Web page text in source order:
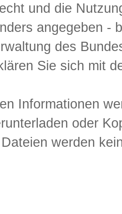
und die
angegeben -
des
Sie sich mit
Informationen
oder
werden